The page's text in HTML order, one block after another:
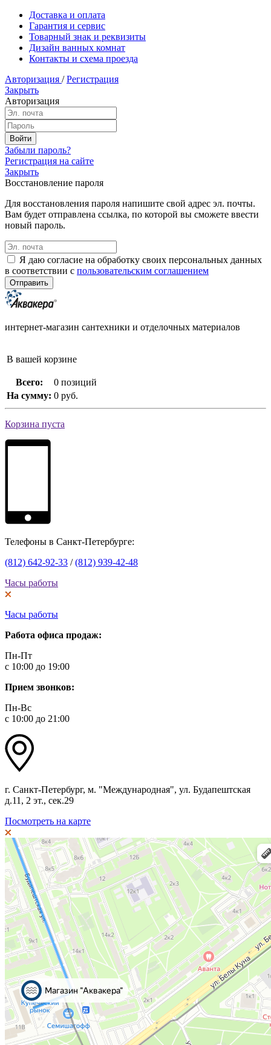
Доставка и оплата
Гарантия и сервис
Товарный знак и реквизиты
Дизайн ванных комнат
Контакты и схема проезда
Авторизация / Регистрация
Закрыть
Авторизация
Забыли пароль?
Регистрация на сайте
Закрыть
Восстановление пароля
Для восстановления пароля напишите свой адрес эл. почты.
Вам будет отправлена ссылка, по которой вы сможете ввести
новый пароль.
Я даю согласие на обработку своих персональных данных
в соответствии с пользовательским соглашением
интернет-магазин сантехники и отделочных материалов
В вашей корзине
Всего:
0 позиций
На сумму: 0 руб.
Корзина пуста
Телефоны в Санкт-Петербурге:
(812) 642-92-33 /(812) 939-42-48
Часы работы
Часы работы
Работа офиса продаж:
Пн-Пт
с 10:00 до 19:00
Прием звонков:
Пн-Вс
с 10:00 до 21:00
г. Санкт-Петербург, м. "Международная", ул. Будапештская
д.11, 2 эт., сек.29
Посмотреть на карте